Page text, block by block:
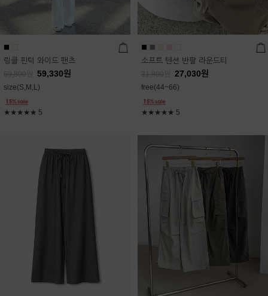
링클 핀턱 와이드 팬츠
69,800 59,330원
size(S,M,L)
★★★★★ 5
소프트 텐션 반팔 라운드티
31,800 27,030원
free(44~66)
★★★★★ 5